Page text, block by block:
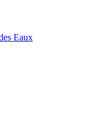
Eaux